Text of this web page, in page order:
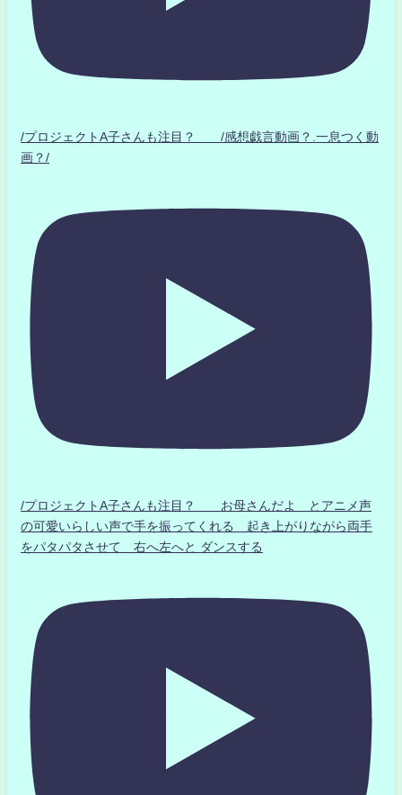
/プロジェクトA子さんも注目？ /感想戯言動画？.一息つく動
画？/
/プロジェクトA子さんも注目？ お母さんだよ とアニメ声
の可愛いらしい声で手を振ってくれる 起き上がりながら両手
をパタパタさせて 右へ左へと ダンスする